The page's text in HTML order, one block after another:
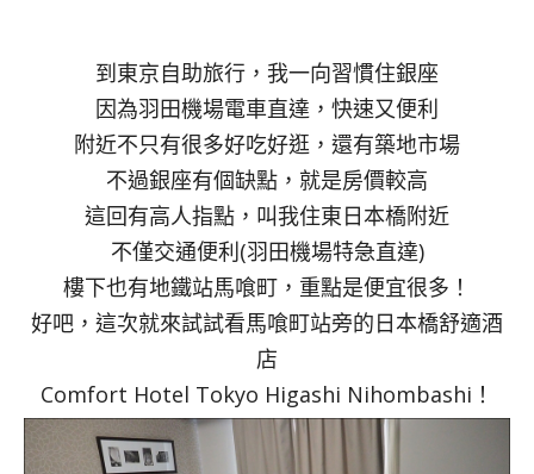
到東京自助旅行，我一向習慣住銀座
因為羽田機場電車直達，快速又便利
附近不只有很多好吃好逛，還有築地市場
不過銀座有個缺點，就是房價較高
這回有高人指點，叫我住東日本橋附近
不僅交通便利(羽田機場特急直達)
樓下也有地鐵站馬喰町，重點是便宜很多！
好吧，這次就來試試看馬喰町站旁的日本橋舒適酒
店
Comfort Hotel Tokyo Higashi Nihombashi！